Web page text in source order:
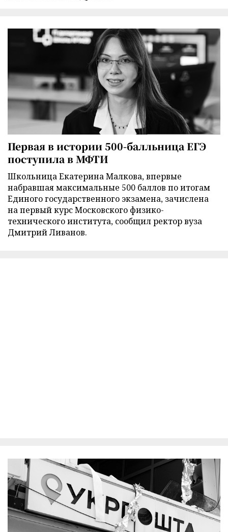
Первая в истории 500-балльница ЕГЭ
поступила в МФТИ
Школьница Екатерина Малкова, впервые
набравшая максимальные 500 баллов по итогам
Единого государственного экзамена, зачислена
на первый курс Московского физико-
технического института, сообщил ректор вуза
Дмитрий Ливанов.